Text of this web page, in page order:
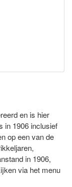
en is hier
in 1906 inclusief
op een van de
in 1906,
via het menu